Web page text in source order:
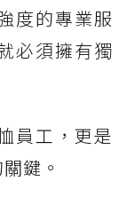
度的專業服
必須擁有獨
員工，更是
鍵。